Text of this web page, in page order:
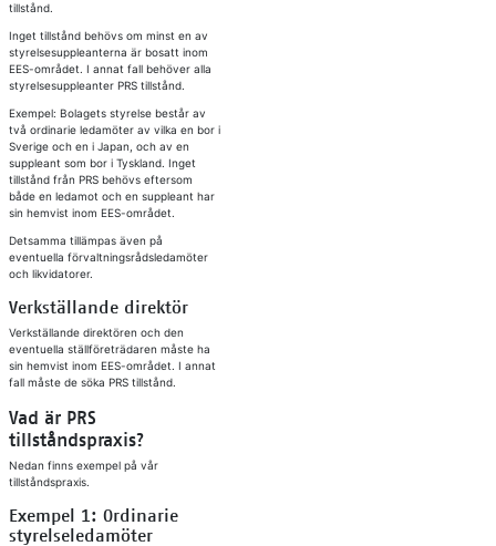
tillstånd.
Inget tillstånd behövs om minst en av
styrelsesuppleanterna är bosatt inom
EES-området. I annat fall behöver alla
styrelsesuppleanter PRS tillstånd.
Exempel: Bolagets styrelse består av
två ordinarie ledamöter av vilka en bor i
Sverige och en i Japan, och av en
suppleant som bor i Tyskland. Inget
tillstånd från PRS behövs eftersom
både en ledamot och en suppleant har
sin hemvist inom EES-området.
Detsamma tillämpas även på
eventuella förvaltningsrådsledamöter
och likvidatorer.
Verkställande direktör
Verkställande direktören och den
eventuella ställföreträdaren måste ha
sin hemvist inom EES-området. I annat
fall måste de söka PRS tillstånd.
Vad är PRS
tillståndspraxis?
Nedan finns exempel på vår
tillståndspraxis.
Exempel 1: Ordinarie
styrelseledamöter